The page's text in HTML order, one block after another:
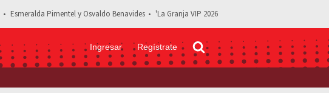
Esmeralda Pimentel y Osvaldo Benavides 'La Granja VIP 2026
Ingresar Regístrate